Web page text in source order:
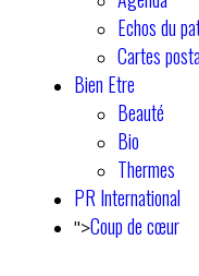
Echos du
Cartes
Bien Etre
Beauté
Bio
Thermes
PR International
">Coup de cœur